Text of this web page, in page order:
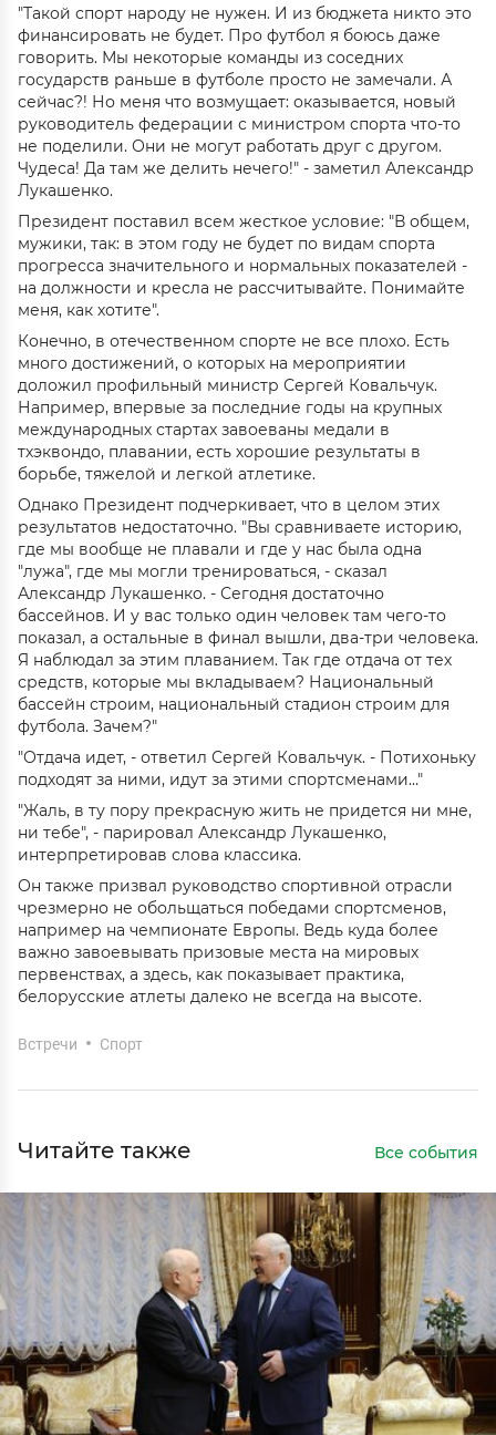
"Такой спорт народу не нужен. И из бюджета никто это
финансировать не будет. Про футбол я боюсь даже
говорить. Мы некоторые команды из соседних
государств раньше в футболе просто не замечали. А
сейчас?! Но меня что возмущает: оказывается, новый
руководитель федерации с министром спорта что-то
не поделили. Они не могут работать друг с другом.
Чудеса! Да там же делить нечего!" - заметил Александр
Лукашенко.
Президент поставил всем жесткое условие: "В общем,
мужики, так: в этом году не будет по видам спорта
прогресса значительного и нормальных показателей -
на должности и кресла не рассчитывайте. Понимайте
меня, как хотите".
Конечно, в отечественном спорте не все плохо. Есть
много достижений, о которых на мероприятии
доложил профильный министр Сергей Ковальчук.
Например, впервые за последние годы на крупных
международных стартах завоеваны медали в
тхэквондо, плавании, есть хорошие результаты в
борьбе, тяжелой и легкой атлетике.
Однако Президент подчеркивает, что в целом этих
результатов недостаточно. "Вы сравниваете историю,
где мы вообще не плавали и где у нас была одна
"лужа", где мы могли тренироваться, - сказал
Александр Лукашенко. - Сегодня достаточно
бассейнов. И у вас только один человек там чего-то
показал, а остальные в финал вышли, два-три человека.
Я наблюдал за этим плаванием. Так где отдача от тех
средств, которые мы вкладываем? Национальный
бассейн строим, национальный стадион строим для
футбола. Зачем?"
"Отдача идет, - ответил Сергей Ковальчук. - Потихоньку
подходят за ними, идут за этими спортсменами…"
"Жаль, в ту пору прекрасную жить не придется ни мне,
ни тебе", - парировал Александр Лукашенко,
интерпретировав слова классика.
Он также призвал руководство спортивной отрасли
чрезмерно не обольщаться победами спортсменов,
например на чемпионате Европы. Ведь куда более
важно завоевывать призовые места на мировых
первенствах, а здесь, как показывает практика,
белорусские атлеты далеко не всегда на высоте.
Встречи Спорт
Читайте также Все события